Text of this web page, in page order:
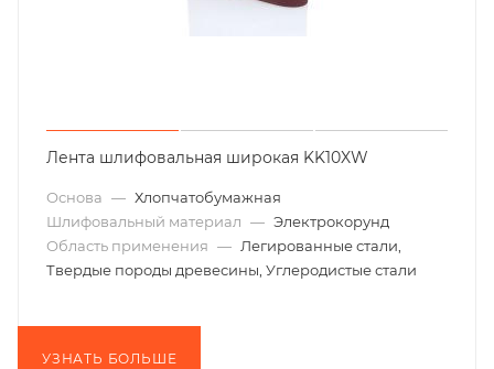
Лента шлифовальная широкая KK10XW
Основа — Хлопчатобумажная
Шлифовальный материал — Электрокорунд
Область применения — Легированные стали,
Твердые породы древесины, Углеродистые стали
УЗНАТЬ БОЛЬШЕ